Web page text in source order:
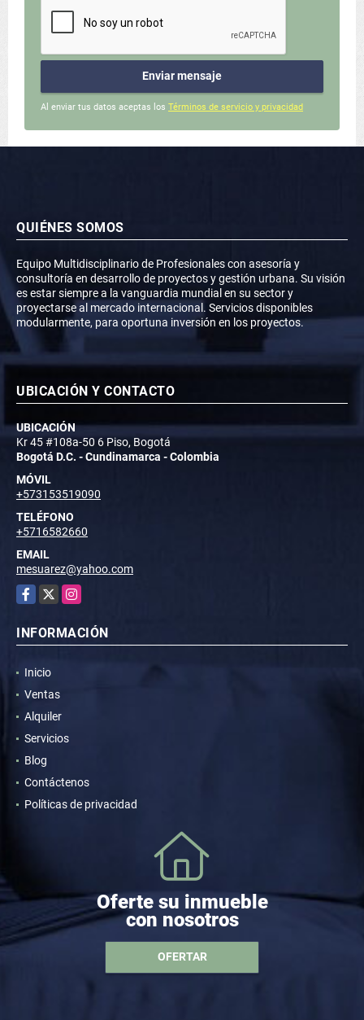
Enviar mensaje
Al enviar tus datos aceptas los Términos de servicio y privacidad
QUIÉNES SOMOS
Equipo Multidisciplinario de Profesionales con asesoría y
consultoría en desarrollo de proyectos y gestión urbana. Su visión
es estar siempre a la vanguardia mundial en su sector y
proyectarse al mercado internacional. Servicios disponibles
modularmente, para oportuna inversión en los proyectos.
UBICACIÓN Y CONTACTO
UBICACIÓN
Kr 45 #108a-50 6 Piso, Bogotá
Bogotá D.C. - Cundinamarca - Colombia
MÓVIL
+573153519090
TELÉFONO
+5716582660
EMAIL
mesuarez@yahoo.com
Facebook
X Instagram
INFORMACIÓN
Inicio
Ventas
Alquiler
Servicios
Blog
Contáctenos
Políticas de privacidad
Oferte su inmueble
con nosotros
OFERTAR